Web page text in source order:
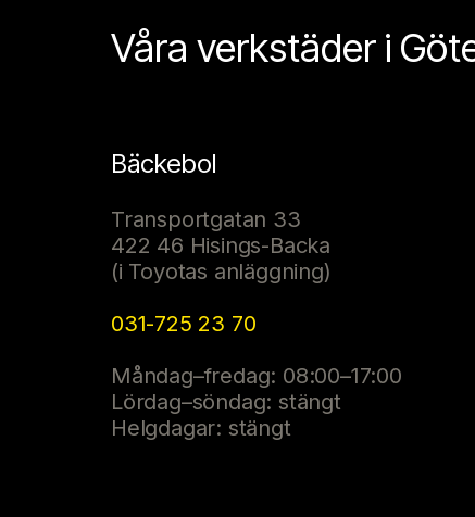
Våra verkstäder i
Bäckebol
Transportgatan 33
422 46 Hisings-Backa
(i Toyotas anläggning)
031-725 23 70
Måndag–fredag: 08:00–17:00
Lördag–söndag: stängt
Helgdagar: stängt